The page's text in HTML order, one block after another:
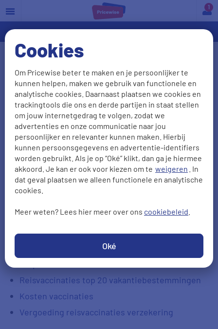
Cookies
Om Pricewise beter te maken en je persoonlijker te
kunnen helpen, maken we gebruik van functionele en
analytische cookies. Daarnaast plaatsen we cookies en
trackingtools die ons en derde partijen in staat stellen
om jouw internetgedrag te volgen, zodat we
advertenties en onze communicatie naar jou
persoonlijker en relevanter kunnen maken. Hierbij
kunnen persoonsgegevens en advertentie-identifiers
worden gebruikt. Als je op “Oké” klikt, dan ga je hiermee
akkoord. Je kan er ook voor kiezen om te weigeren . In
dat geval plaatsen we alleen functionele en analytische
cookies.
Meer weten? Lees hier meer over ons cookiebeleid
Oké
a
Trek jij er deze zomer op uit om de wereld te
ontdekken? In veel verre landen zijn bepaalde
reisvaccinaties aanbevolen of zelfs verplicht.
Helaas zijn reisvaccinaties niet gratis. Gelukkig
worden de onkosten vaak geheel of gedeeltelijk
vergoed vanuit jezorgverzekering
, als je hiervoor
aanvullend verzekerd bent. Welke reisvaccinaties
heb jij nodig voor jouw vakantiebestemming? Wij
hebben de reisvaccinaties voor de top 20
bestemmingen buiten Europa voor je op een rij
Reisvaccinaties top 20 vakantiebestemmingen
Kosten vaccinaties
Vergoeding reisvaccinaties verzekering